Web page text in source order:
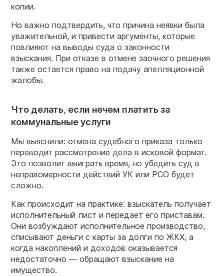
копии.
Но важно подтвердить, что причина неявки была
уважительной, и привести аргументы, которые
повлияют на выводы суда о законности
взыскания. При отказе в отмене заочного решения
также остается право на подачу апелляционной
жалобы.
Что делать, если нечем платить за
коммунальные услуги
Мы выяснили: отмена судебного приказа только
переводит рассмотрение дела в исковой формат.
Это позволит выиграть время, но убедить суд в
неправомерности действий УК или РСО будет
сложно.
Как происходит на практике: взыскатель получает
исполнительный лист и передает его приставам.
Они возбуждают исполнительное производство,
списывают деньги с карты за долги по ЖКХ, а
когда накоплений и доходов оказывается
недостаточно — обращают взыскание на
имущество.